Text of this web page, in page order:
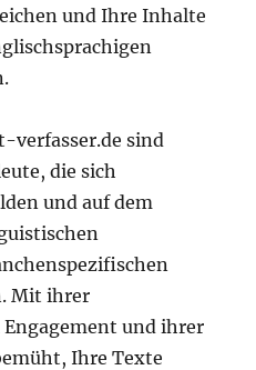
und Ihre Inhalte
verfasser.de sind
die sich
und auf dem
Mit ihrer
und ihrer
Ihre Texte